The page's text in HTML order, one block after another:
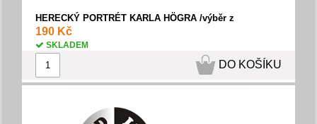
HERECKÝ PORTRÉT KARLA HÖGRA /výběr z
divadelních her/
190 Kč
SKLADEM
DO KOŠÍKU